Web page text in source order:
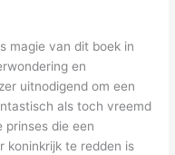
magie van dit boek in
en
uitnodigend om een
als toch vreemd
prinses die een
koninkrijk te redden is